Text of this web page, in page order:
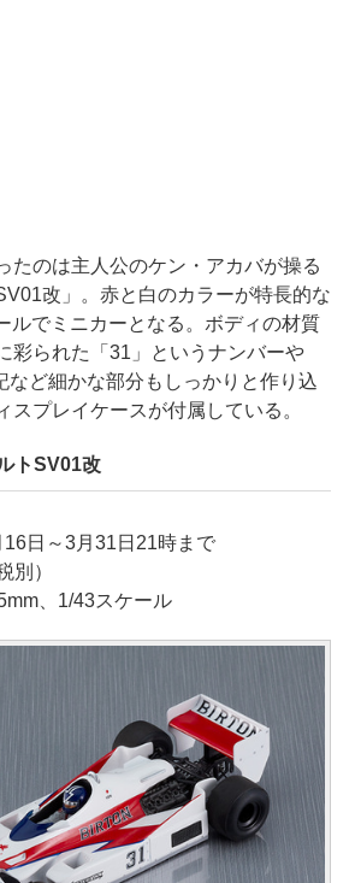
のは主人公のケン・アカバが操る
改」。赤と白のカラーが特長的な
ルでミニカーとなる。ボディの材質
彩られた「31」というナンバーや
など細かな部分もしっかりと作り込
スプレイケースが付属している。
トSV01改
日～3月31日21時まで
別）
、1/43スケール